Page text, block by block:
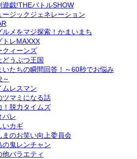
遊戯!THEバトルSHOW
ージックジェネレーション
ルメをマジ探索！かまいまち
トレMAXXX
クィーンズ
どうぶつ王国
いたちの瞬間回答！～60秒でお悩み
～
ムレスマン
ツマミになる話
！脱力タイムズ
パレ
いカギ
まのお笑い向上委員会
の鬼レンチャン
他バラエティ